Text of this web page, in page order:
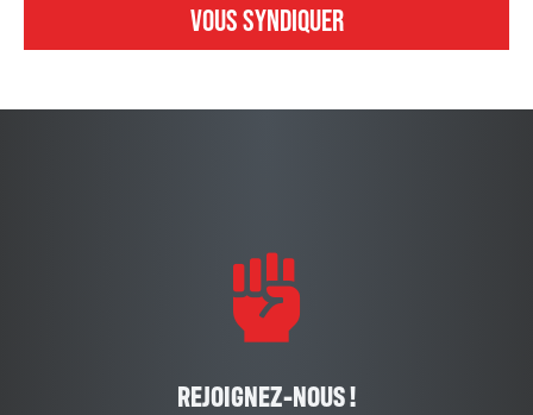
VOUS SYNDIQUER
REJOIGNEZ-NOUS !